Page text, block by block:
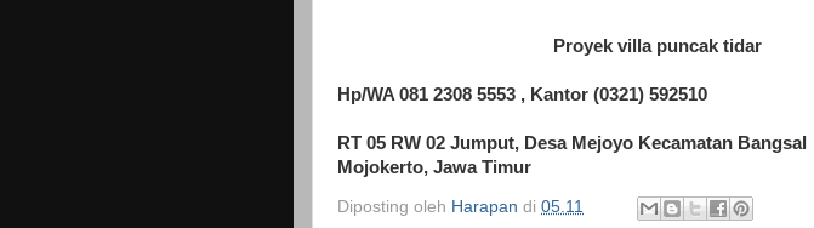
Proyek villa puncak tidar
Hp/WA 081 2308 5553 , Kantor (0321) 592510
RT 05 RW 02 Jumput, Desa Mejoyo Kecamatan Bangsal
Mojokerto, Jawa Timur
Diposting oleh Harapan di 05.11